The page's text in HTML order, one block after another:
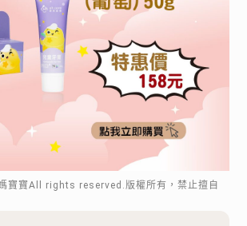
寶寶All rights reserved.版權所有，禁止擅自